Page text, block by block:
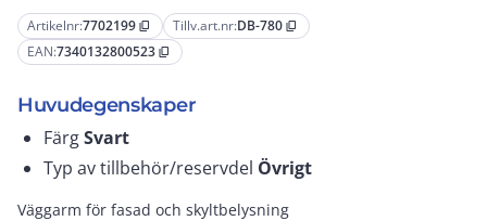
Artikelnr:7702199 content_copy Tillv.art.nr:DB-780 content_copy
EAN:7340132800523 content_copy
Huvudegenskaper
FärgSvart
Typ av tillbehör/reservdel Övrigt
Väggarm för fasad och skyltbelysning